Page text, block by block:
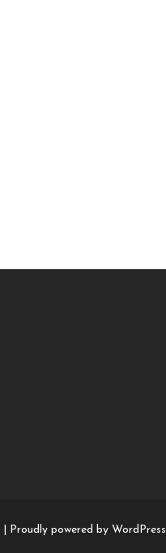
Proudly powered by WordPress